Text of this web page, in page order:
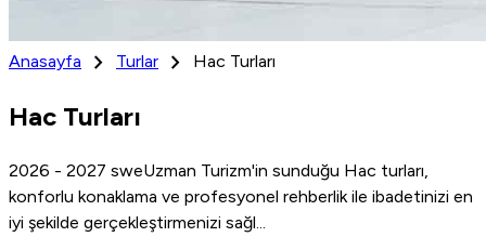
Anasayfa chevron_right Turlar chevron_right Hac Turları
Hac Turları
2026 - 2027 sweUzman Turizm'in sunduğu Hac turları,
konforlu konaklama ve profesyonel rehberlik ile ibadetinizi en
iyi şekilde gerçekleştirmenizi sağl...